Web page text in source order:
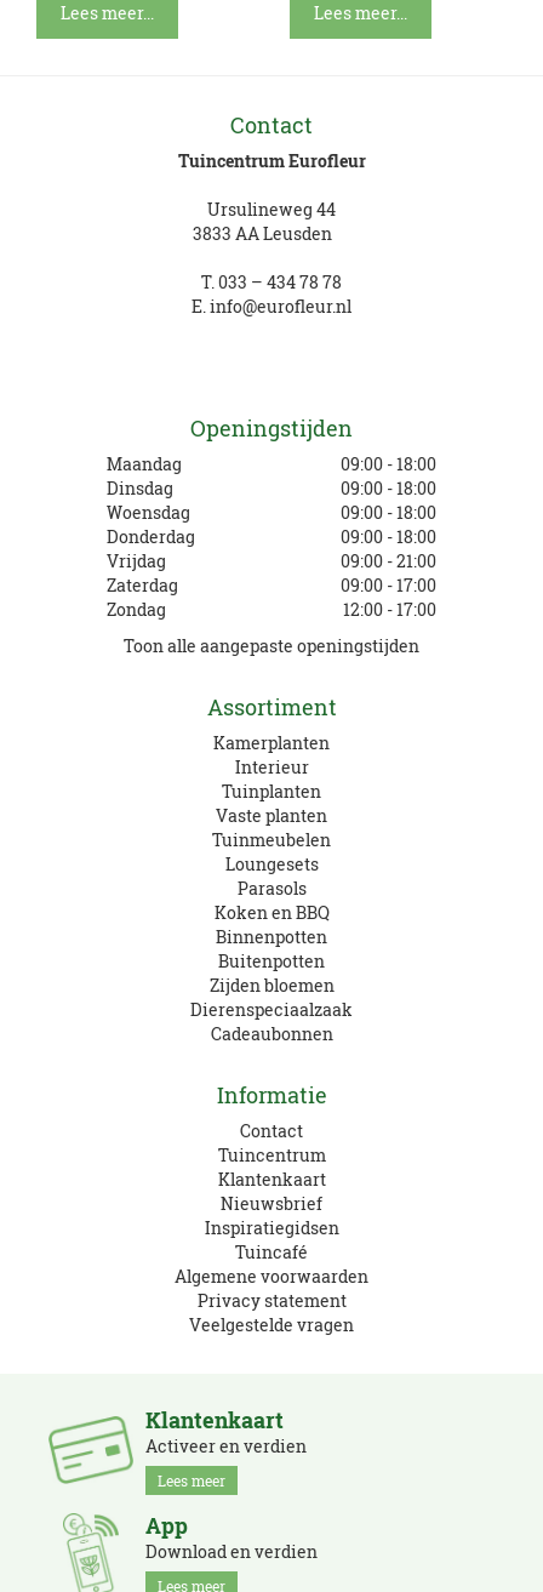
Lees meer... Lees meer...
Contact
Tuincentrum Eurofleur
Ursulineweg 44
3833 AA Leusden
T.033 – 434 78 78
E.info@eurofleur.nl
Openingstijden
Maandag
09:00 - 18:00
Dinsdag
09:00 - 18:00
Woensdag
09:00 - 18:00
Donderdag
09:00 - 18:00
Vrijdag
09:00 - 21:00
Zaterdag
09:00 - 17:00
Zondag
12:00 - 17:00
Toon alle aangepaste openingstijden
Assortiment
Kamerplanten
Interieur
Tuinplanten
Vaste planten
Tuinmeubelen
Loungesets
Parasols
Koken en BBQ
Binnenpotten
Buitenpotten
Zijden bloemen
Dierenspeciaalzaak
Cadeaubonnen
Informatie
Contact
Tuincentrum
Klantenkaart
Nieuwsbrief
Inspiratiegidsen
Tuincafé
Algemene voorwaarden
Privacy statement
Veelgestelde vragen
Klantenkaart
Activeer en verdien
Lees meer
App
Download en verdien
Lees meer